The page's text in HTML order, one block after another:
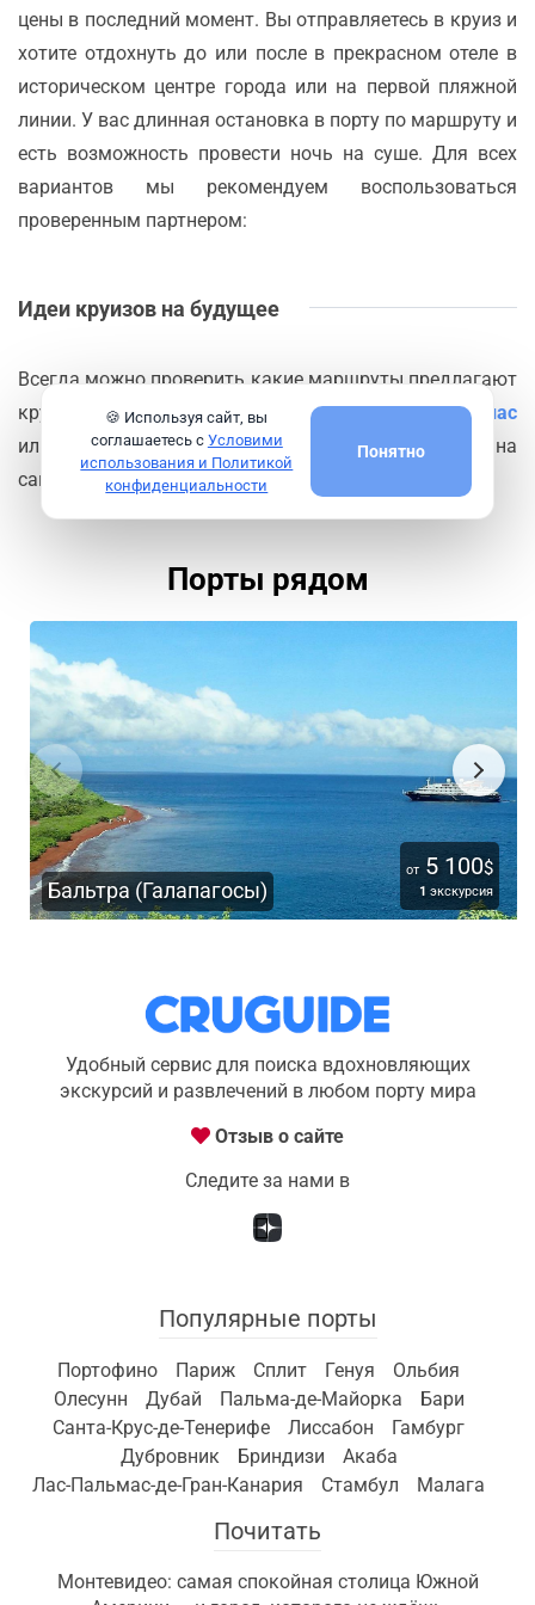
цены в последний момент. Вы отправляетесь в круиз и
хотите отдохнуть до или после в прекрасном отеле в
историческом центре города или на первой пляжной
линии. У вас длинная остановка в порту по маршруту и
есть возможность провести ночь на суше. Для всех
вариантов мы рекомендуем воспользоваться
проверенным партнером:
Идеи круизов на будущее
Всегда можно проверить какие маршруты предлагают
круизные компании из портаКартахена-де-Индиас
или сделать поиск круизов по нужным критериям на
сайте
Logitravel
Порты рядом
Бальтра (Галапагосы)
от5 100$
экскурсия
Удобный сервис для поиска вдохновляющих
экскурсий и развлечений в любом порту мира
Отзыв о сайте
Следите за нами в
Популярные порты
Портофино Париж Сплит Генуя
Ольбия
Олесунн
Дубай Пальма-де-Майорка
Бари
Санта-Крус-де-Тенерифе
Лиссабон
Гамбург
Дубровник
Бриндизи
Акаба
Лас-Пальмас-де-Гран-Канария
Стамбул Малага
Почитать
Монтевидео: самая спокойная столица Южной
🍪 Используя сайт, вы
соглашаетесь с Условими
использования и Политикой
конфиденциальности
Понятно